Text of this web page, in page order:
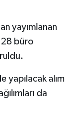
yayımlanan
büro
yapılacak alım
da